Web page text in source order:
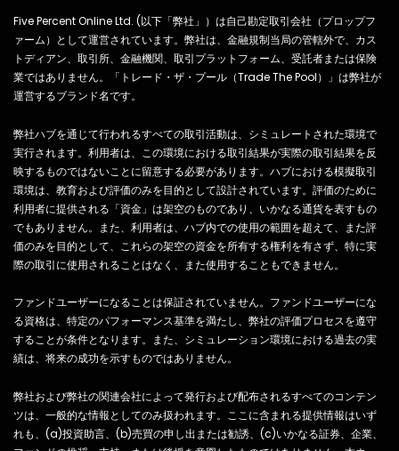
Five Percent Online Ltd. (以下「弊社」）は自己勘定取引会社（プロップフ
ァーム）として運営されています。弊社は、金融規制当局の管轄外で、カス
トディアン、取引所、金融機関、取引プラットフォーム、受託者または保険
業ではありません。「トレード・ザ・プール（Trade The Pool）」は弊社が
運営するブランド名です。
弊社ハブを通じて行われるすべての取引活動は、シミュレートされた環境で
実行されます。利用者は、この環境における取引結果が実際の取引結果を反
映するものではないことに留意する必要があります。ハブにおける模擬取引
環境は、教育および評価のみを目的として設計されています。評価のために
利用者に提供される「資金」は架空のものであり、いかなる通貨を表すもの
でもありません。また、利用者は、ハブ内での使用の範囲を超えて、また評
価のみを目的として、これらの架空の資金を所有する権利を有さず、特に実
際の取引に使用されることはなく、また使用することもできません。
ファンドユーザーになることは保証されていません。ファンドユーザーにな
る資格は、特定のパフォーマンス基準を満たし、弊社の評価プロセスを遵守
することが条件となります。また、シミュレーション環境における過去の実
績は、将来の成功を示すものではありません。
弊社および弊社の関連会社によって発行および配布されるすべてのコンテン
ツは、一般的な情報としてのみ扱われます。ここに含まれる提供情報はいず
れも、(a)投資助言、(b)売買の申し出または勧誘、(c)いかなる証券、企業、